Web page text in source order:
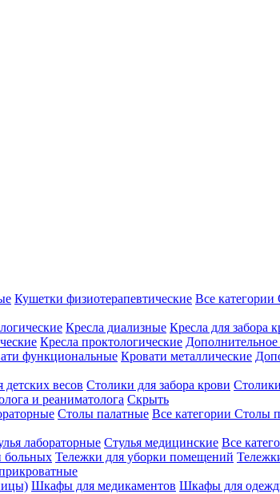
Кушетки физиотерапевтические Все категории
Кресла диализные Кресла для забора
Кресла проктологические
функциональные Кровати металлические
весов Столики для забора крови
и реаниматолога Скрыть
Столы палатные Все категории Столы
лабораторные Стулья медицинские Все
больных Тележки для уборки помещений
Шкафы для медикаментов Шкафы для